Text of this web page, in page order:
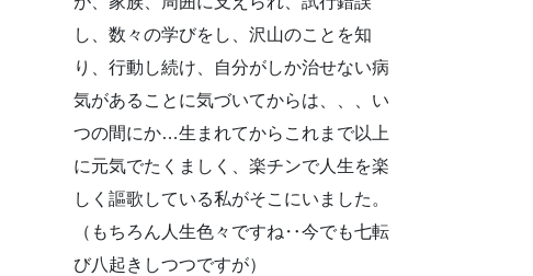
し、数々の学びをし、沢山のことを知
り、行動し続け、自分がしか治せない病
気があることに気づいてからは、、、い
つの間にか…生まれてからこれまで以上
に元気でたくましく、楽チンで人生を楽
しく謳歌している私がそこにいました。
（もちろん人生色々ですね‥今でも七転
び八起きしつつですが）